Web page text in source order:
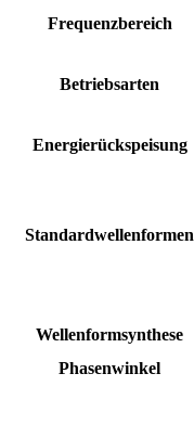
Frequenzbereich
Betriebsarten
Energierückspeisung
Standardwellenformen
Wellenformsynthese
Phasenwinkel